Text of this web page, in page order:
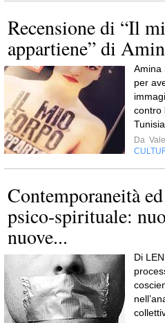
Recensione di “Il
appartiene” di
Amina
per
contro
Da
Contemporaneità
psico-spirituale:
nuove...
Di